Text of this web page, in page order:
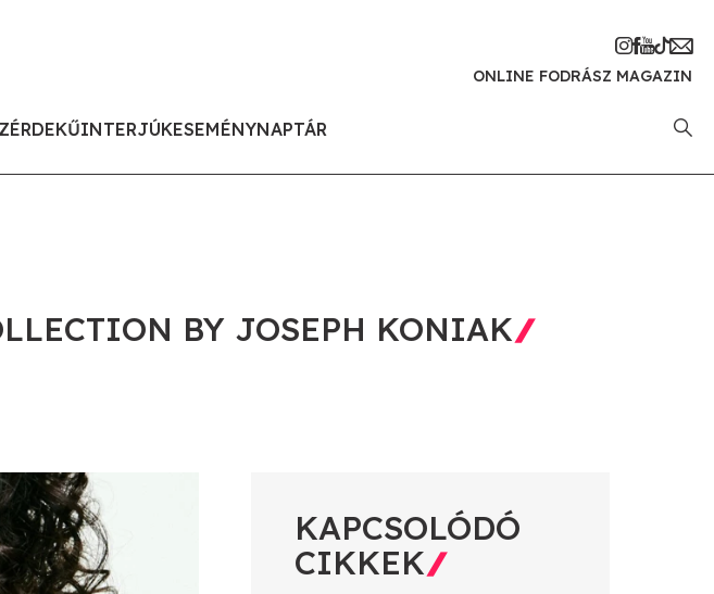
ONLINE FODRÁSZ MAGAZIN
INTERJÚKESEMÉNYNAPTÁR
BY JOSEPH KONIAK
KAPCSOLÓDÓ
CIKKEK